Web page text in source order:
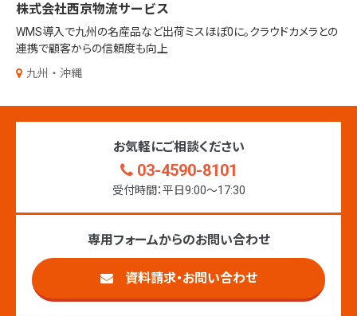
株式会社西京物流サービス
WMS導入で九州の名産品など出荷ミスほぼ0に。クラウドカメラとの
連携で顧客からの信頼度も向上
九州・沖縄
お気軽にご相談ください
03-4590-8101
受付時間：平日9:00〜17:30
専用フォームからのお問い合わせ
資料請求・お問い合わせ